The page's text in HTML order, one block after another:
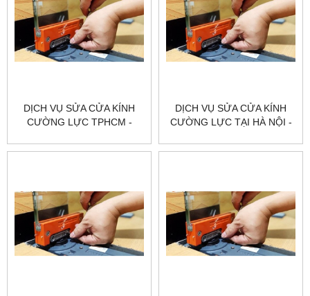
DỊCH VỤ SỬA CỬA KÍNH
CƯỜNG LỰC TPHCM -
DỊCH VỤ SỬA CỬA KÍNH
CƯỜNG LỰC TẠI HÀ NỘI -